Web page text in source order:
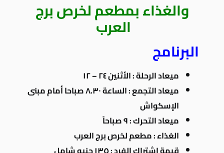
والغذاء بمطعم لخرص برج
العرب
البرنامج
ميعاد الرحلة : الأثنين ٢٤ – ١٢
ميعاد التجمع : الساعة ٨.٣٠ صباحا أمام مبنى
الإسكواش
ميعاد التحرك : ٩ صباحاً
الغذاء : مطعم لخرص برج العرب